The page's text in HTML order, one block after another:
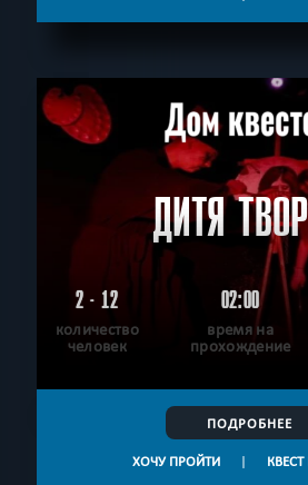
ДИТЯ
2 - 12
количество
человек
02:00
время на
прохождение
ПОДРОБНЕЕ
ХОЧУ ПРОЙТИ |